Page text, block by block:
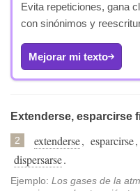
Evita repeticiones, gana
con sinónimos y
Mejorar mi texto
Extenderse, esparcirse
2 extenderse, esparcirse,
dispersarse.
Ejemplo: Los gases de la